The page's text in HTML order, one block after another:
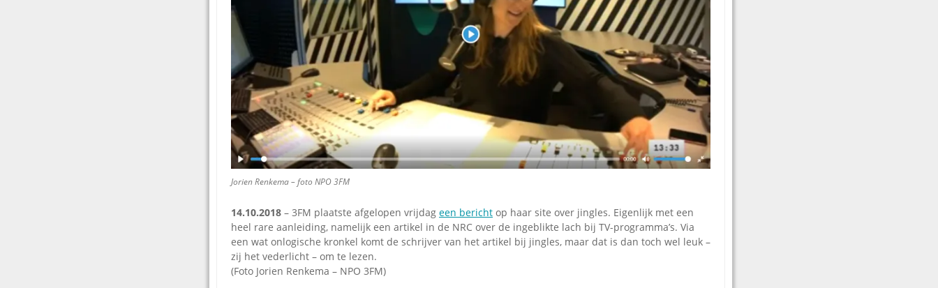
Jorien Renkema – foto NPO 3FM
14.10.2018 – 3FM plaatste afgelopen vrijdag een bericht op haar site over jingles. Eigenlijk met een
heel rare aanleiding, namelijk een artikel in de NRC over de ingeblikte lach bij TV-programma’s. Via
een wat onlogische kronkel komt de schrijver van het artikel bij jingles, maar dat is dan toch wel leuk –
zij het vederlicht – om te lezen.
(Foto Jorien Renkema – NPO 3FM)